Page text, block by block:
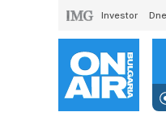
Investor